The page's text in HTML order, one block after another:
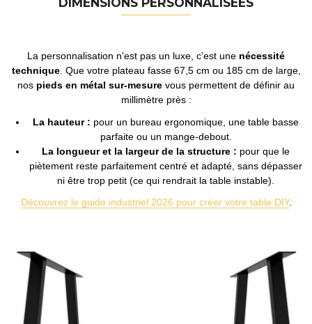
La personnalisation n'est pas un luxe, c'est une nécessité
technique. Que votre plateau fasse 67,5 cm ou 185 cm de large,
nos pieds en métal sur-mesure vous permettent de définir au
millimètre près :
La hauteur : pour un bureau ergonomique, une table basse
parfaite ou un mange-debout.
La longueur et la largeur de la structure : pour que le
piètement reste parfaitement centré et adapté, sans dépasser
ni être trop petit (ce qui rendrait la table instable).
Découvrez le guide industriel 2026 pour créer votre table DIY.